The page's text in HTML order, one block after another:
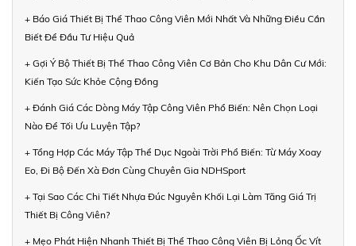
+ Báo Giá Thiết Bị Thể Thao Công Viên Mới Nhất Và Những Điều Cần
Biết Để Đầu Tư Hiệu Quả
+ Gợi Ý Bộ Thiết Bị Thể Thao Công Viên Cơ Bản Cho Khu Dân Cư Mới:
Kiến Tạo Sức Khỏe Cộng Đồng
+ Đánh Giá Các Dòng Máy Tập Công Viên Phổ Biến: Nên Chọn Loại
Nào Để Tối Ưu Luyện Tập?
+ Tổng Hợp Các Máy Tập Thể Dục Ngoài Trời Phổ Biến: Từ Máy Xoay
Eo, Đi Bộ Đến Xà Đơn Cùng Chuyên Gia NDHSport
+ Tại Sao Các Chi Tiết Nhựa Đúc Nguyên Khối Lại Làm Tăng Giá Trị
Thiết Bị Công Viên?
+ Mẹo Phát Hiện Nhanh Thiết Bị Thể Thao Công Viên Bị Lỏng Ốc Vít